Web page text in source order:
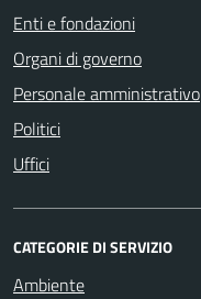
Enti e fondazioni
Organi di governo
Personale amministrativo
Politici
Uffici
CATEGORIE DI SERVIZIO
Ambiente